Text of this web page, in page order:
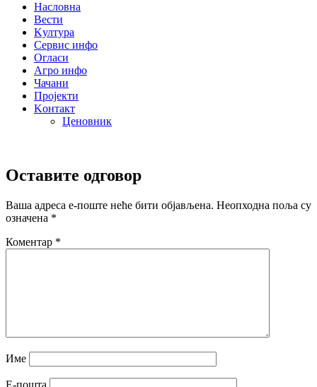
Насловна
Вести
Kултура
Сервис инфо
Огласи
Агро инфо
Чачани
Пројекти
Kонтакт
Ценовник
Оставите одговор
Ваша адреса е-поште неће бити објављена. Неопходна поља су
означена *
Коментар *
Име
Е-пошта